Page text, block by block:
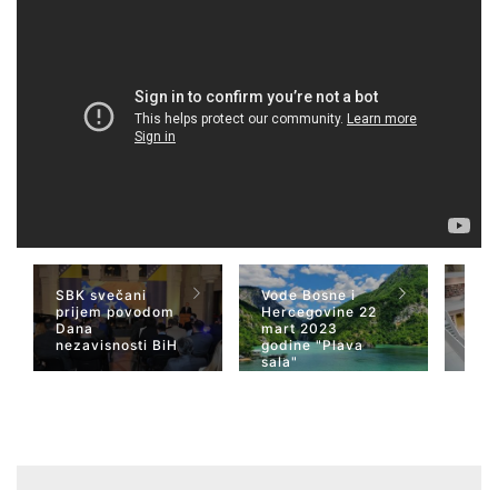
SBK svečani
prijem povodom
Dana
nezavisnosti BiH
Vode Bosne i
Hercegovine 22
mart 2023
godine "Plava
sala"